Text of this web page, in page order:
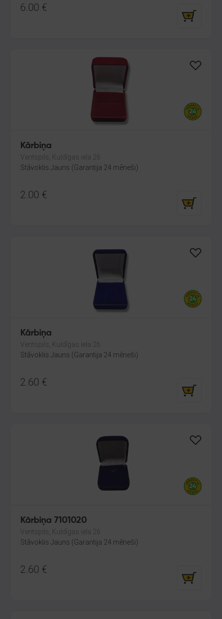
6.00 €
Kārbiņa
Ventspils, Kuldīgas iela 26
Stāvoklis Jauns (Garantija 24 mēneši)
2.00 €
Kārbiņa
Ventspils, Kuldīgas iela 26
Stāvoklis Jauns (Garantija 24 mēneši)
2.60 €
Kārbiņa 7101020
Ventspils, Kuldīgas iela 26
Stāvoklis Jauns (Garantija 24 mēneši)
2.60 €